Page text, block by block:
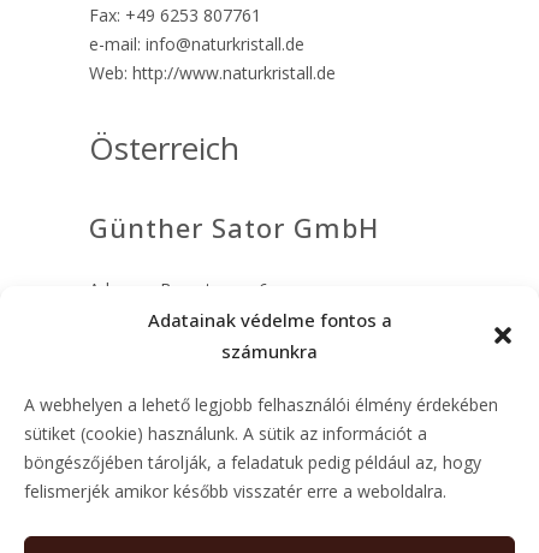
Adatainak védelme fontos a
számunkra
A webhelyen a lehető legjobb felhasználói élmény érdekében
sütiket (cookie) használunk. A sütik az információt a
böngészőjében tárolják, a feladatuk pedig például az, hogy
felismerjék amikor később visszatér erre a weboldalra.
Fax: +49 6253 807761
e-mail: info@naturkristall.de
Web: http://www.naturkristall.de
Österreich
Günther Sator GmbH
Adresse: Bergstrasse 6c
Henndorf am Wallersee, A-5302
Fax: 0043 6214 / 640894
e-mail: office@sator.at
Web: http://www.sator.at